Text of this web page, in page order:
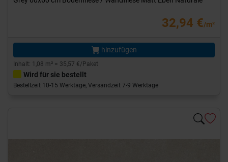
32,94 €/m²
hinzufügen
Inhalt: 1,08 m² = 35,57 €/Paket
Wird für sie bestellt
Bestellzeit 10-15 Werktage, Versandzeit 7-9 Werktage